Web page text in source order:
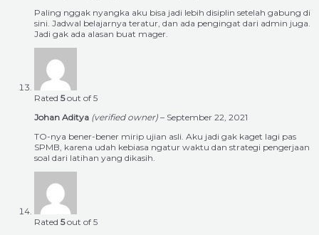
Paling nggak nyangka aku bisa jadi lebih disiplin setelah gabung di
sini. Jadwal belajarnya teratur, dan ada pengingat dari admin juga.
Jadi gak ada alasan buat mager.
Rated 5out of 5
Johan Aditya (verified owner) – September 22, 2021
TO-nya bener-bener mirip ujian asli. Aku jadi gak kaget lagi pas
SPMB, karena udah kebiasa ngatur waktu dan strategi pengerjaan
soal dari latihan yang dikasih.
Rated 5out of 5